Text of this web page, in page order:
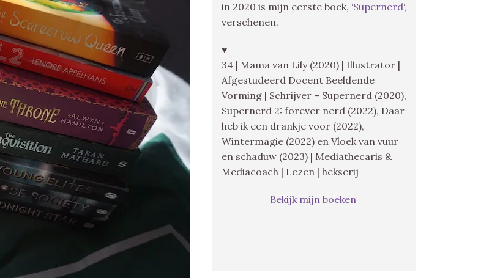
in 2020 is mijn eerste boek, ‘Supernerd‘,
verschenen.
♥
34 | Mama van Lily (2020) | Illustrator |
Afgestudeerd Docent Beeldende
Vorming | Schrijver – Supernerd (2020),
Supernerd 2: forever nerd (2022), Daar
heb ik een drankje voor (2022),
Wintermagie (2022) en Vloek van vuur
en schaduw (2023) | Mediathecaris &
Mediacoach | Lezen | hekserij
Bekijk mijn boeken